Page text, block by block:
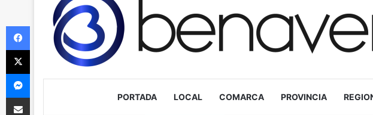
PORTADA LOCAL COMARCA PROVINCIA
Facebook
X
Messenger
Compartir via Email